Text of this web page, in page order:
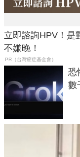
立即諮詢HPV！是
不嫌晚！
PR（台灣癌症基金會）
恐
數